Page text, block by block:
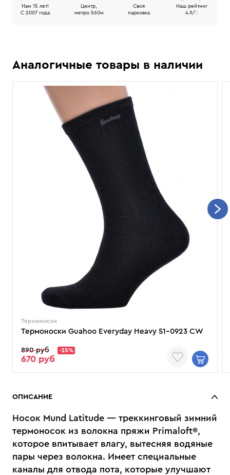
Нам 15 лет!
C 2007 года
Центр,
метро 560м
Своя
парковка
Наш рейтинг
4.9/5
Аналогичные товары в наличии
Термоноски
Термоноски Guahoo Everyday Heavy 51-0923 CW
890 руб -25%
670 руб
ОПИСАНИЕ
Носок Mund Latitude — треккинговый зимний
термоносок из волокна пряжи Primaloft®,
которое впитывает влагу, вытесняя водяные
пары через волокна. Имеет специальные
каналы для отвода пота, которые улучшают